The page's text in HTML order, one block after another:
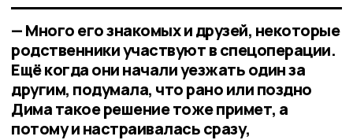
— Много его знакомых и друзей, некоторые
родственники участвуют в спецоперации.
Ещё когда они начали уезжать один за
другим, подумала, что рано или поздно
Дима такое решение тоже примет, а
потому и настраивалась сразу,